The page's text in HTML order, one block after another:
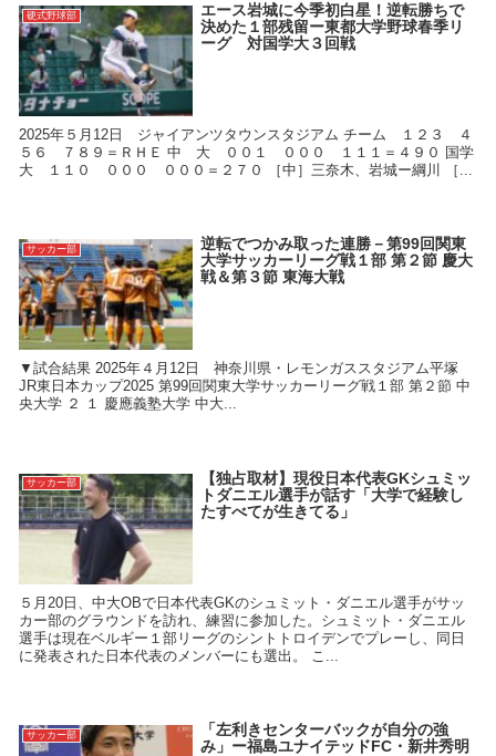
硬式野球部
エース岩城に今季初白星！逆転勝ちで
決めた１部残留ー東都大学野球春季リ
ーグ 対国学大３回戦
2025年５月12日 ジャイアンツタウンスタジアム チーム １２３ ４
５６ ７８９＝ＲＨＥ 中 大 ００１ ０００ １１１＝４９０ 国学
大 １１０ ０００ ０００＝２７０ ［中］三奈木、岩城ー綱川 ［...
サッカー部
逆転でつかみ取った連勝－第99回関東
大学サッカーリーグ戦１部 第２節 慶大
戦＆第３節 東海大戦
▼試合結果 2025年４月12日 神奈川県・レモンガススタジアム平塚
JR東日本カップ2025 第99回関東大学サッカーリーグ戦１部 第２節 中
央大学 ２ １ 慶應義塾大学 中大...
サッカー部
【独占取材】現役日本代表GKシュミッ
トダニエル選手が話す「大学で経験し
たすべてが生きてる」
５月20日、中大OBで日本代表GKのシュミット・ダニエル選手がサッ
カー部のグラウンドを訪れ、練習に参加した。シュミット・ダニエル
選手は現在ベルギー１部リーグのシントトロイデンでプレーし、同日
に発表された日本代表のメンバーにも選出。 こ...
サッカー部
「左利きセンターバックが自分の強
み」ー福島ユナイテッドFC・新井秀明